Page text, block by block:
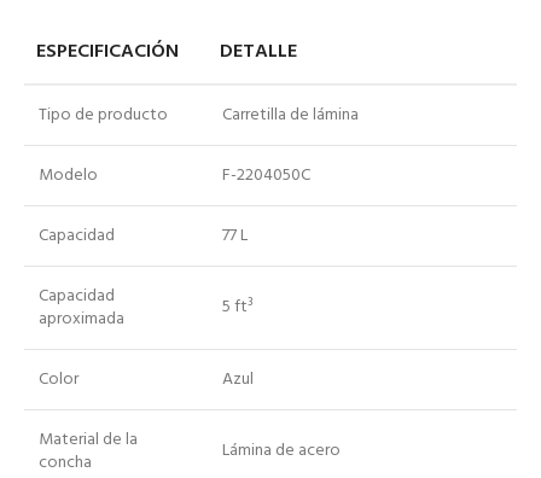
ESPECIFICACIÓN DETALLE
Tipo de producto Carretilla de lámina
Modelo F-2204050C
Capacidad 77 L
Capacidad
aproximada
5 ft³
Color Azul
Material de la
concha
Lámina de acero